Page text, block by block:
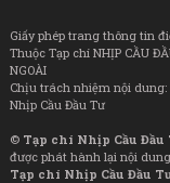
Giấy phép trang thông tin
Thuộc Tạp chí NHỊP CẦU
NGOÀI
Chịu trách nhiệm nội dung:
Nhịp Cầu Đầu Tư
© Tạp chí Nhịp Cầu Đầu
được phát hành lại nội
Tạp chí Nhịp Cầu Đầu